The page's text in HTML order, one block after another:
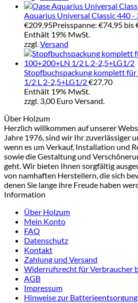
Aquarius Universal Classic 440 -
€209,95Preisspanne: €74,95 bis
Enthält 19% MwSt.
zzgl.Versand
Stopfbuchspackung komplett für
1/2 L 2-2,5+LG1/2€27,70
Enthält 19% MwSt.
zzgl. 3,00 Euro Versand.
Über Holzum
Herzlich willkommen auf unserer
Jahre 1976, sind wir Ihr zuverlässiger
wenn es um Verkauf, Installation und
sowie die Gestaltung und
geht. Wir bieten Ihnen sorgfältig
von namhaften Herstellern, die sich
denen Sie lange ihre Freude haben
Information
Über Holzum
Mein Konto
FAQ
Datenschutz
Kontakt
Zahlung und Versand
Widerrufsrecht für Verbraucher
AGB
Impressum
Hinweise zur Batterieentsorgung